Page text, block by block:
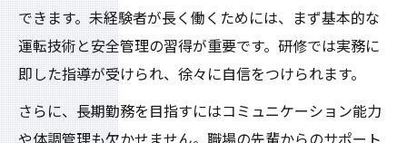
できます。未経験者が長く働くためには、まず基本的な
運転技術と安全管理の習得が重要です。研修では実務に
即した指導が受けられ、徐々に自信をつけられます。
さらに、長期勤務を目指すにはコミュニケーション能力